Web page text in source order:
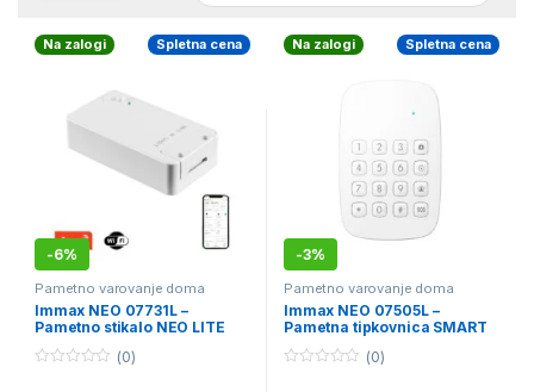
Na zalogi
-6%
Spletna cena
Pametno varovanje doma
Immax NEO 07731L –
Pametno stikalo NEO LITE
(0)
Na zalogi
-3%
Spletna cena
Pametno varovanje doma
Immax NEO 07505L –
Pametna tipkovnica SMART
(0)